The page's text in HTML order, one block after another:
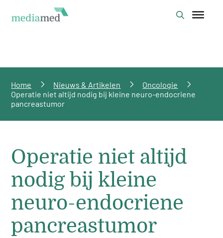
Home Nieuws & Artikelen
Oncologie
Operatie niet altijd nodig bij kleine neuro-endocriene
pancreastumor
Operatie niet altijd
nodig bij kleine
neuro-endocriene
pancreastumor